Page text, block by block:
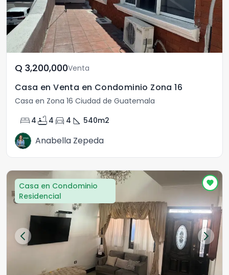
Q	3,200,000Venta
Casa en Venta en Condominio Zona 16
Casa en Zona 16 Ciudad de Guatemala
bed 4 bathtub 4 directions_car 4 square_foot 540m2
Anabella Zepeda
Casa en Condominio
Residencial